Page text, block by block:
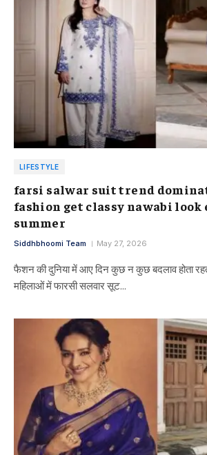
LIFESTYLE
farsi salwar suit trend
fashion get classy nawabi look
summer
Siddhbhoomi Team May 27, 2026
फैशन की दुनिया में आए दिन कुछ न कुछ बदलाव होता
महिलाओं में फारसी सलवार सूट…